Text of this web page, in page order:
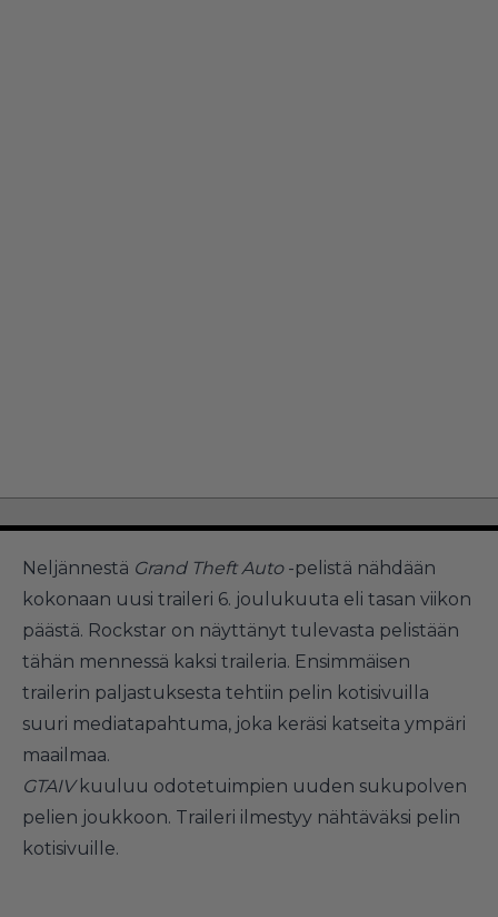
Neljännestä Grand Theft Auto-pelistä nähdään
kokonaan uusi traileri 6. joulukuuta eli tasan viikon
päästä. Rockstar on näyttänyt tulevasta pelistään
tähän mennessä kaksi traileria. Ensimmäisen
trailerin paljastuksesta tehtiin pelin kotisivuilla
suuri mediatapahtuma, joka keräsi katseita ympäri
maailmaa.
GTAIVkuuluu odotetuimpien uuden sukupolven
pelien joukkoon. Traileri ilmestyy nähtäväksi pelin
kotisivuille.